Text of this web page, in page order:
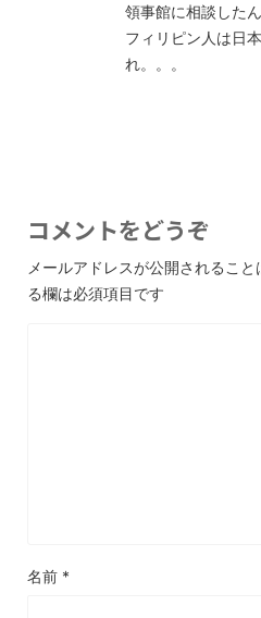
領事館に相談した
フィリピン人は日
れ。。。
コメントをどうぞ
メールアドレスが公開されること
る欄は必須項目です
名前 *